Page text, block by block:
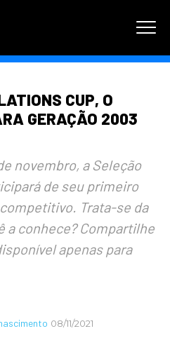
CUP, O
GERAÇÃO 2003
novembro, a Seleção
de seu primeiro
Trata-se da
a conhece? Compartilhe
apenas para
08/11/2021